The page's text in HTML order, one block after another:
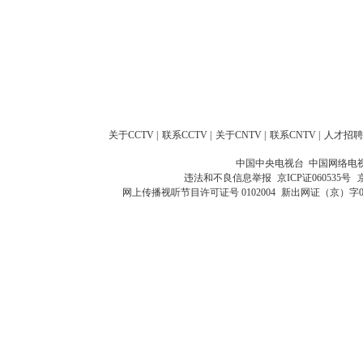
关于CCTV | 联系CCTV | 关于CNTV | 联系CNTV | 人才招聘
中国中央电视台 中国网络电
违法和不良信息举报 京ICP证060535号
网上传播视听节目许可证号 0102004 新出网证（京）